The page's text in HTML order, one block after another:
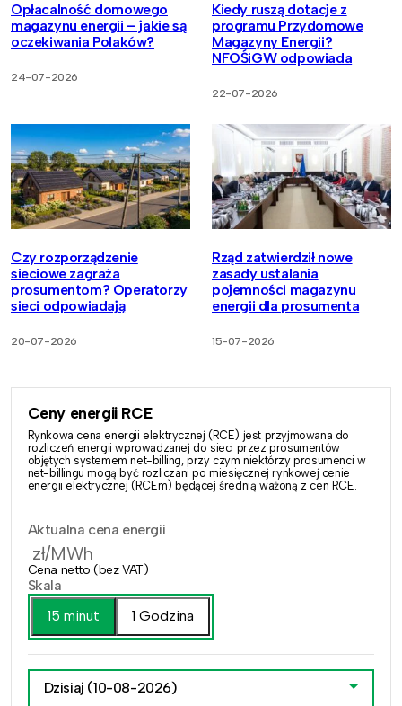
Opłacalność domowego
magazynu energii – jakie są
oczekiwania Polaków?
24-07-2026
Kiedy ruszą dotacje z
programu Przydomowe
Magazyny Energii?
NFOŚiGW odpowiada
22-07-2026
Czy rozporządzenie
sieciowe zagraża
prosumentom? Operatorzy
sieci odpowiadają
20-07-2026
Rząd zatwierdził nowe
zasady ustalania
pojemności magazynu
energii dla prosumenta
15-07-2026
Ceny energii RCE
Rynkowa cena energii elektrycznej (RCE) jest przyjmowana do
rozliczeń energii wprowadzanej do sieci przez prosumentów
objętych systemem net-billing, przy czym niektórzy prosumenci w
net-billingu mogą być rozliczani po miesięcznej rynkowej cenie
energii elektrycznej (RCEm) będącej średnią ważoną z cen RCE.
Aktualna cena energii
zł/MWh
Cena netto (bez VAT)
Skala
15 minut
1 Godzina
Dzisiaj (10-08-2026)